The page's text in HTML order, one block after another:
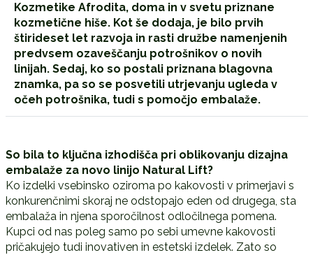
Kozmetike Afrodita, doma in v svetu priznane
kozmetične hiše. Kot še dodaja, je bilo prvih
štirideset let razvoja in rasti družbe namenjenih
predvsem ozaveščanju potrošnikov o novih
linijah. Sedaj, ko so postali priznana blagovna
znamka, pa so se posvetili utrjevanju ugleda v
očeh potrošnika, tudi s pomočjo embalaže.
So bila to ključna izhodišča pri oblikovanju dizajna
embalaže za novo linijo Natural Lift?
Ko izdelki vsebinsko oziroma po kakovosti v primerjavi s
konkurenčnimi skoraj ne odstopajo eden od drugega, sta
embalaža in njena sporočilnost odločilnega pomena.
Kupci od nas poleg samo po sebi umevne kakovosti
pričakujejo tudi inovativen in estetski izdelek. Zato so